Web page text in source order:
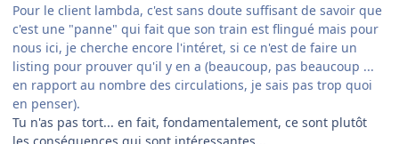
Pour le client lambda, c'est sans doute suffisant de savoir que
c'est une "panne" qui fait que son train est flingué mais pour
nous ici, je cherche encore l'intéret, si ce n'est de faire un
listing pour prouver qu'il y en a (beaucoup, pas beaucoup ...
en rapport au nombre des circulations, je sais pas trop quoi
en penser).
Tu n'as pas tort... en fait, fondamentalement, ce sont plutôt